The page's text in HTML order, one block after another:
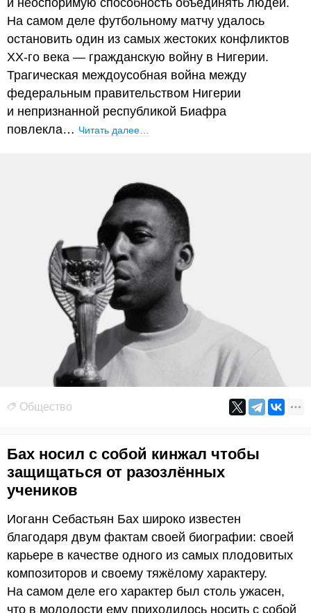
На самом деле футбольному матчу удалось
остановить один из самых жестоких конфликтов
XX-го века — гражданскую войну в Нигерии.
Трагическая междоусобная война между
федеральным правительством Нигерии
и непризнанной республикой Биафра
повлекла… Читать далее…
Общество
Бах носил с собой кинжал чтобы
защищаться от разозлённых
учеников
Иоганн Себастьян Бах широко известен
благодаря двум фактам своей биографии: своей
карьере в качестве одного из самых плодовитых
композиторов и своему тяжёлому характеру.
На самом деле его характер был столь ужасен,
что в молодости ему приходилось носить с собой